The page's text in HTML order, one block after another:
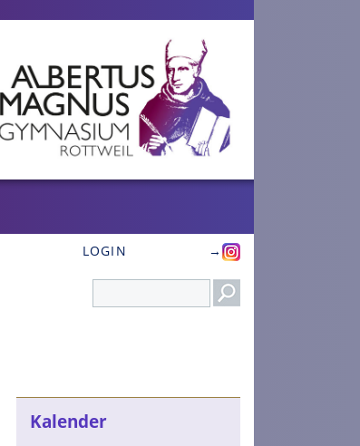
LOGIN →
Kalender